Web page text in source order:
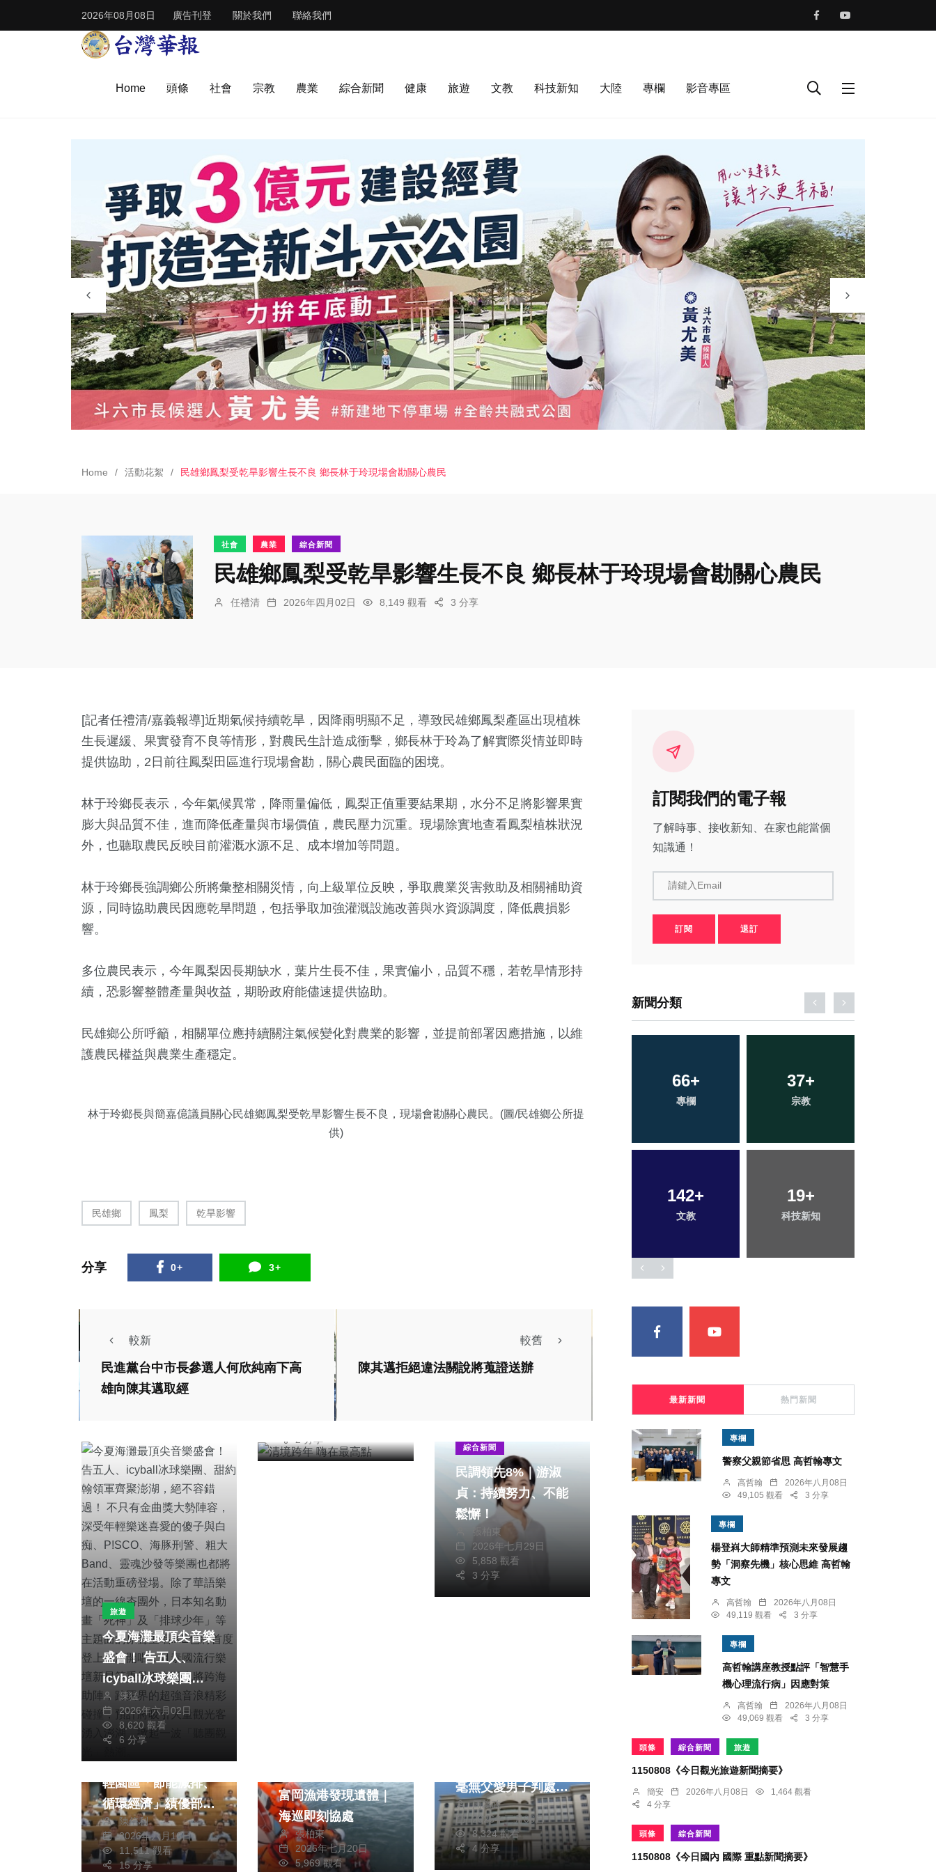
2026年08月08日 廣告刊登 關於我們 聯絡我們
Home 頭條 社會 宗教 農業 綜合新聞 健康 旅遊 文教 科技新知 大陸 專欄 影音專區
Home 活動花絮 民雄鄉鳳梨受乾旱影響生長不良 鄉長林于玲現場會勘關心農民
社會 農業 綜合新聞
民雄鄉鳳梨受乾旱影響生長不良 鄉長林于玲現場會勘關心農民
任禮清 2026年四月02日 8,149 觀看 3 分享
[記者任禮清/嘉義報導]近期氣候持續乾旱，因降雨明顯不足，導致民雄鄉鳳梨產區出現植株
生長遲緩、果實發育不良等情形，對農民生計造成衝擊，鄉長林于玲為了解實際災情並即時
提供協助，2日前往鳳梨田區進行現場會勘，關心農民面臨的困境。
林于玲鄉長表示，今年氣候異常，降雨量偏低，鳳梨正值重要結果期，水分不足將影響果實
膨大與品質不佳，進而降低產量與市場價值，農民壓力沉重。現場除實地查看鳳梨植株狀況
外，也聽取農民反映目前灌溉水源不足、成本增加等問題。
林于玲鄉長強調鄉公所將彙整相關災情，向上級單位反映，爭取農業災害救助及相關補助資
源，同時協助農民因應乾旱問題，包括爭取加強灌溉設施改善與水資源調度，降低農損影
響。
多位農民表示，今年鳳梨因長期缺水，葉片生長不佳，果實偏小，品質不穩，若乾旱情形持
續，恐影響整體產量與收益，期盼政府能儘速提供協助。
民雄鄉公所呼籲，相關單位應持續關注氣候變化對農業的影響，並提前部署因應措施，以維
護農民權益與農業生產穩定。
林于玲鄉長與簡嘉億議員關心民雄鄉鳳梨受乾旱影響生長不良，現場會勘關心農民。(圖/民雄鄉公所提
供)
民雄鄉 鳳梨 乾旱影響
分享 0+ 3+
較新
民進黨台中市長參選人何欣純南下高
雄向陳其邁取經
較舊
陳其邁拒絕違法關說將蒐證送辦
旅遊
今夏海灘最頂尖音樂
盛會！ 告五人、
icyball冰球樂團、
甜約翰領軍齊聚澎
湖，絕不容錯過！
不只有金曲獎大勢陣
容，深受年輕樂迷喜
愛的傻子與白痴、
P!SCO、海豚刑
警、粗大Band、靈
魂沙發等樂團也都將
在活動重磅登場。除
陳猛
2026年六月02日
8,620 觀看
6 分享
清境跨年 嗨在最高
點
2026年一月01日
2 分享
綜合新聞
民調領先8%｜游淑
貞：持續努力、不能
鬆懈！
張柏東
2026年七月29日
5,858 觀看
3 分享
綜合新聞
台塑企業雲林麥寮六
輕園區「節能減排、
循環經濟」績優部門
表揚大會 副縣長陳
璧君肯定台塑企業長
期與雲林縣政府攜手
陳信利
2026年六月16日
11,511 觀看
15 分享
富岡漁港發現遺體｜
海巡即刻協處
張柏東
2026年七月20日
5,969 觀看
毫無父愛男子判處
80日拘役。（檔案
照）
周為政
2026年三月06日
8,324 觀看
4 分享
訂閱我們的電子報
了解時事、接收新知、在家也能當個
知識通！
請鍵入Email
訂閱 退訂
新聞分類
綜合新聞 農業
66+
專欄
37+
宗教
142+
文教
19+
科技新知
120+
健康
1+
大陸
92+
旅遊
405+
綜合新聞
最新新聞 熱門新聞
專欄
警察父親節省思 高哲翰專文
高哲翰
2026年八月08日
49,105 觀看
3 分享
專欄
楊登嵙大師精準預測未來發展趨
勢「洞察先機」核心思維 高哲翰
專文
高哲翰
2026年八月08日
49,119 觀看
3 分享
專欄
高哲翰講座教授點評「智慧手
機心理流行病」因應對策
高哲翰
2026年八月08日
49,069 觀看
3 分享
頭條 綜合新聞 旅遊
1150808《今日觀光旅遊新聞摘要》
簡安 2026年八月08日
1,464 觀看
4 分享
頭條 綜合新聞
1150808《今日國內 國際 重點新聞摘要》